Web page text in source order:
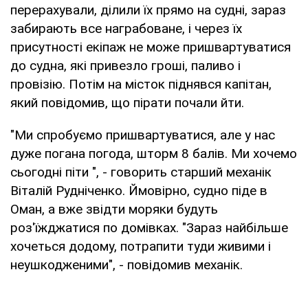
перерахували, ділили їх прямо на судні, зараз
забирають все награбоване, і через їх
присутності екіпаж не може пришвартуватися
до судна, які привезло гроші, паливо і
провізію. Потім на місток піднявся капітан,
який повідомив, що пірати почали йти.
"Ми спробуємо пришвартуватися, але у нас
дуже погана погода, шторм 8 балів. Ми хочемо
сьогодні піти ", - говорить старший механік
Віталій Рудніченко. Ймовірно, судно піде в
Оман, а вже звідти моряки будуть
роз'їжджатися по домівках. "Зараз найбільше
хочеться додому, потрапити туди живими і
неушкодженими", - повідомив механік.